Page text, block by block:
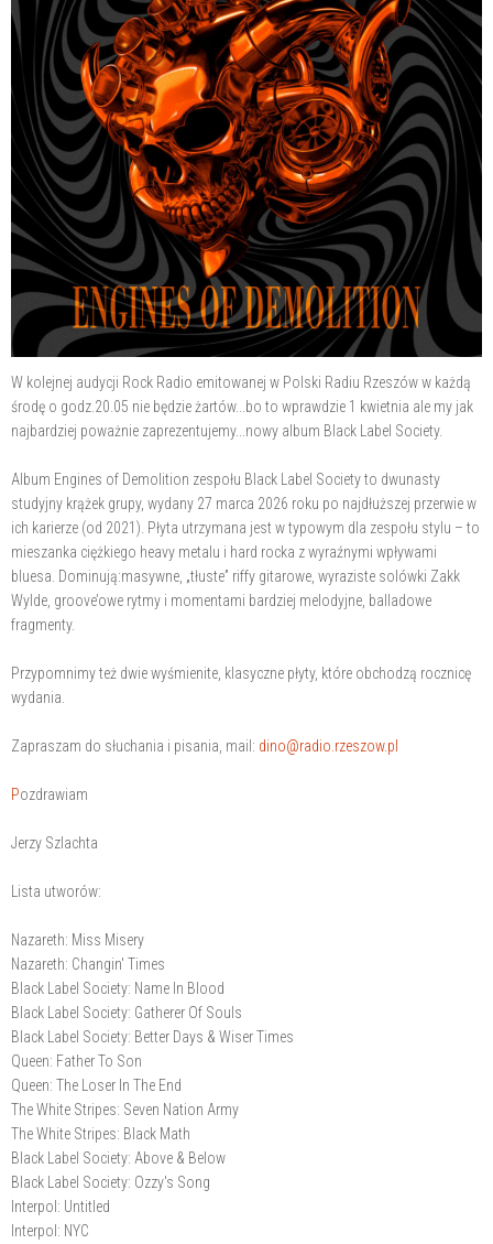
W kolejnej audycji Rock Radio emitowanej w Polski Radiu Rzeszów w każdą
środę o godz.20.05 nie będzie żartów...bo to wprawdzie 1 kwietnia ale my jak
najbardziej poważnie zaprezentujemy...nowy album Black Label Society.
Album Engines of Demolition zespołu Black Label Society to dwunasty
studyjny krążek grupy, wydany 27 marca 2026 roku po najdłuższej przerwie w
ich karierze (od 2021). Płyta utrzymana jest w typowym dla zespołu stylu – to
mieszanka ciężkiego heavy metalu i hard rocka z wyraźnymi wpływami
bluesa. Dominują:masywne, „tłuste” riffy gitarowe, wyraziste solówki Zakk
Wylde, groove’owe rytmy i momentami bardziej melodyjne, balladowe
fragmenty.
Przypomnimy też dwie wyśmienite, klasyczne płyty, które obchodzą rocznicę
wydania.
Zapraszam do słuchania i pisania, mail: dino@radio.rzeszow.pl
Pozdrawiam
Jerzy Szlachta
Lista utworów:
Nazareth: Miss Misery
Nazareth: Changin' Times
Black Label Society: Name In Blood
Black Label Society: Gatherer Of Souls
Black Label Society: Better Days & Wiser Times
Queen: Father To Son
Queen: The Loser In The End
The White Stripes: Seven Nation Army
The White Stripes: Black Math
Black Label Society: Above & Below
Black Label Society: Ozzy's Song
Interpol: Untitled
Interpol: NYC